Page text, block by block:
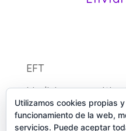
EFT
Medicina energética
Utilizamos cookies propias
funcionamiento de la web,
servicios. Puede aceptar